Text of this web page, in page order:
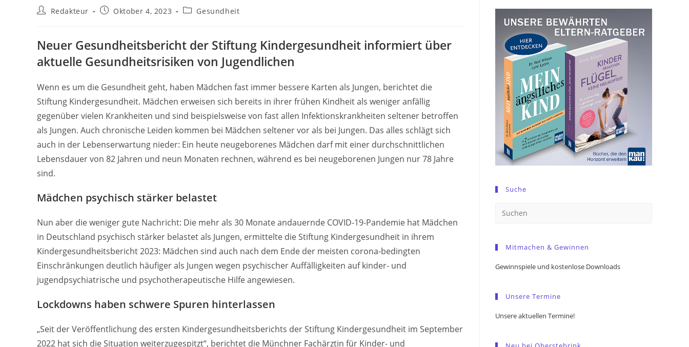
Beitrags-
Redakteur
BeitragOktober 4, 2023
Beitrags-
Gesundheit
Neuer Gesundheitsbericht der Stiftung Kindergesundheit informiert über
aktuelle Gesundheitsrisiken von Jugendlichen
Wenn es um die Gesundheit geht, haben Mädchen fast immer bessere Karten als Jungen, berichtet die
Stiftung Kindergesundheit. Mädchen erweisen sich bereits in ihrer frühen Kindheit als weniger anfällig
gegenüber vielen Krankheiten und sind beispielsweise von fast allen Infektionskrankheiten seltener betroffen
als Jungen. Auch chronische Leiden kommen bei Mädchen seltener vor als bei Jungen. Das alles schlägt sich
auch in der Lebenserwartung nieder: Ein heute neugeborenes Mädchen darf mit einer durchschnittlichen
Lebensdauer von 82 Jahren und neun Monaten rechnen, während es bei neugeborenen Jungen nur 78 Jahre
sind.
Mädchen psychisch stärker belastet
Nun aber die weniger gute Nachricht: Die mehr als 30 Monate andauernde COVID-19-Pandemie hat Mädchen
in Deutschland psychisch stärker belastet als Jungen, ermittelte die Stiftung Kindergesundheit in ihrem
Kindergesundheitsbericht 2023: Mädchen sind auch nach dem Ende der meisten corona-bedingten
Einschränkungen deutlich häufiger als Jungen wegen psychischer Auffälligkeiten auf kinder- und
jugendpsychiatrische und psychotherapeutische Hilfe angewiesen.
Lockdowns haben schwere Spuren hinterlassen
„Seit der Veröffentlichung des ersten Kindergesundheitsberichts der Stiftung Kindergesundheit im September
2022 hat sich die Situation weiterzugespitzt“, berichtet die Münchner Fachärztin für Kinder- und
Suche
Mitmachen & Gewinnen
Gewinnspiele und kostenlose Downloads
Unsere Termine
Unsere aktuellen Termine!